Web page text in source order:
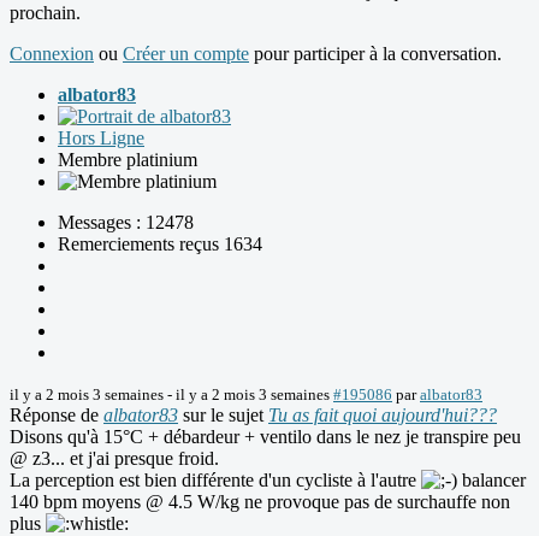
prochain.
Connexion ou Créer un compte pour participer à la conversation.
albator83
Hors Ligne
Membre platinium
Messages : 12478
Remerciements reçus 1634
il y a 2 mois 3 semaines - il y a 2 mois 3 semaines #195086 paralbator83
Réponse de albator83 sur le sujet Tu as fait quoi aujourd'hui???
Disons qu'à 15°C + débardeur + ventilo dans le nez je transpire peu
@ z3... et j'ai presque froid.
La perception est bien différente d'un cycliste à l'autre
balancer
140 bpm moyens @ 4.5 W/kg ne provoque pas de surchauffe non
plus